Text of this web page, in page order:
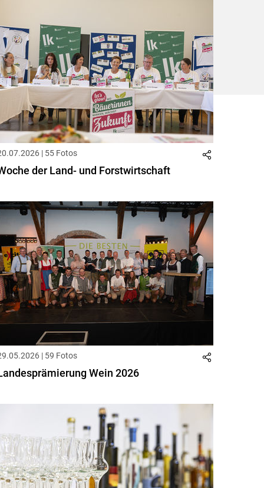
| 55 Fotos
der Land- und Forstwirtschaft
| 59 Fotos
Wein 2026